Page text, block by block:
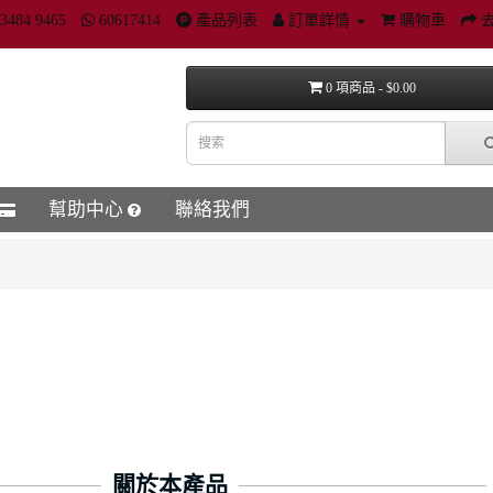
3484 9465 60617414 產品列表 訂單詳情 購物車
0 項商品 - $0.00
幫助中心 聯絡我們
關於本產品